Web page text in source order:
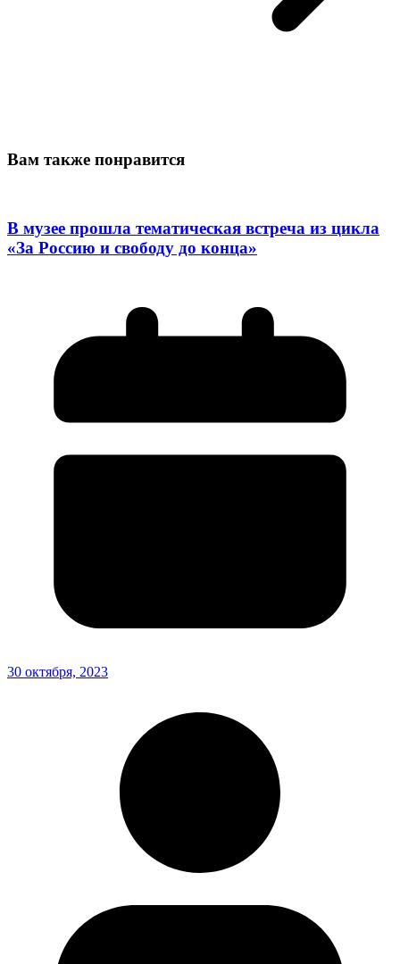
Вам также понравится
В музее прошла тематическая встреча из цикла
«За Россию и свободу до конца»
30 октября, 2023